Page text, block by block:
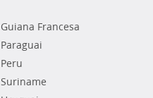
Guiana Francesa
Paraguai
Peru
Suriname